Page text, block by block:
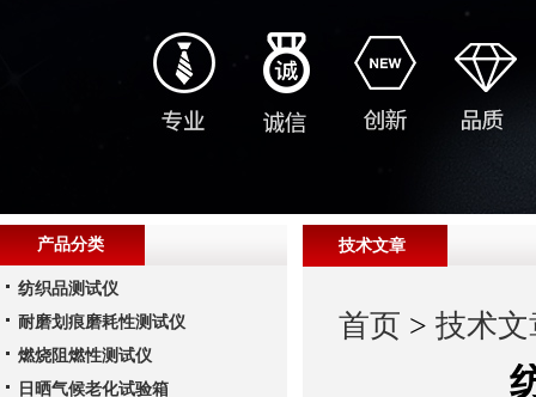
技术文章
首页 > 技术文
产品分类
纺织品测试仪
耐磨划痕磨耗性测试仪
燃烧阻燃性测试仪
日晒气候老化试验箱